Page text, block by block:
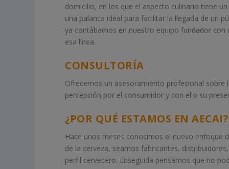
domicilio, en los que el aspecto culinario tiene
una palanca ideal para facilitar la llegada de un
ya contábamos en nuestro equipo fundador
esa línea.
CONSULTORÍA
Ofrecemos un asesoramiento profesional
percepción por el consumidor y con ello su
¿POR QUÉ ESTAMOS EN AECAI?
Hace unos meses conocimos el nuevo enfoque
de la cerveza, seamos fabricantes,
perfil cervecero. Enseguida pensamos que no